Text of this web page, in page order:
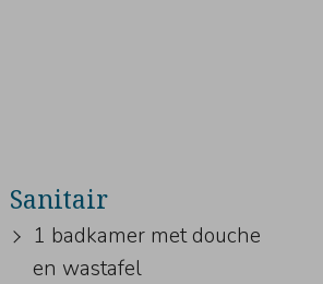
Sanitair
1 badkamer met douche
en wastafel